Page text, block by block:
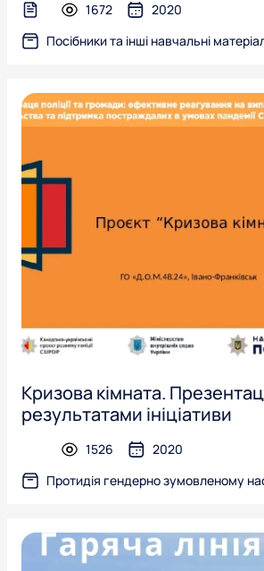
text-file1672
2020
Посібники та інші навчальні
Кризова кімната.
результатами ініціативи
presentation
1526
2020
Протидія гендерно зумовленому